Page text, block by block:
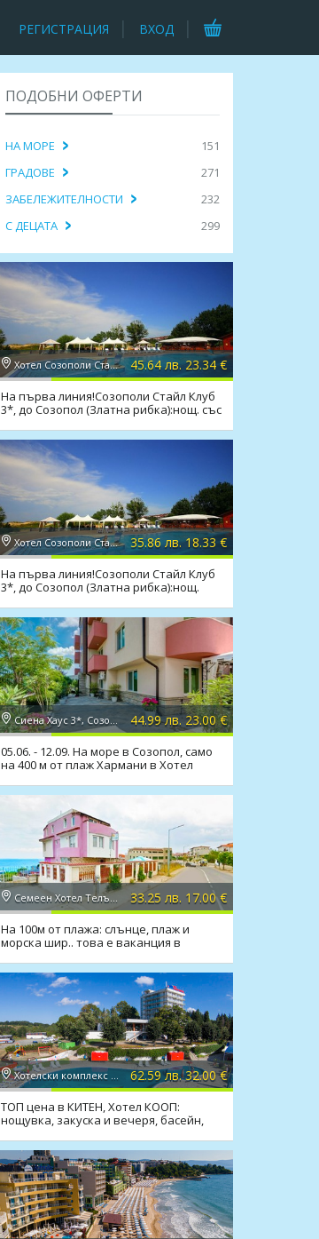
РЕГИСТРАЦИЯ ВХОД
ПОДОБНИ ОФЕРТИ
НА МОРЕ
151
ГРАДОВЕ
271
ЗАБЕЛЕЖИТЕЛНОСТИ
232
С ДЕЦАТА
299
Хотел Созополи Стайл 3*, Созопол 45.64 лв. 23.34 €
На първа линия!Созополи Стайл Клуб
3*, до Созопол (Златна рибка):нощ. със
Хотел Созополи Стайл 3*, Созопол 35.86 лв. 18.33 €
На първа линия!Созополи Стайл Клуб
3*, до Созопол (Златна рибка):нощ.
Сиена Хаус 3*, Созопол 44.99 лв. 23.00 €
05.06. - 12.09. На море в Созопол, само
на 400 м от плаж Хармани в Хотел
Семеен Хотел Телъви 2*, Созопол 33.25 лв. 17.00 €
На 100м от плажа: слънце, плаж и
морска шир.. това е ваканция в
Хотелски комплекс КООП 2*, Китен 62.59 лв. 32.00 €
ТОП цена в КИТЕН, Хотел КООП:
нощувка, закуска и вечеря, басейн,